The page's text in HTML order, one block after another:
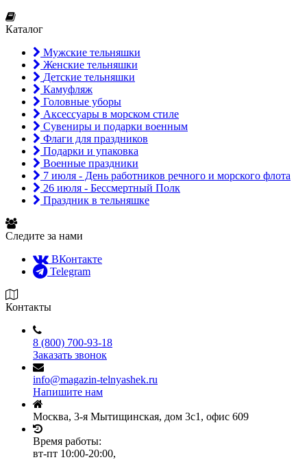
Каталог
Мужские тельняшки
Женские тельняшки
Детские тельняшки
Камуфляж
Головные уборы
Аксессуары в морском стиле
Сувениры и подарки военным
Флаги для праздников
Подарки и упаковка
Военные праздники
7 июля - День работников речного и морского флота
26 июля - Бессмертный Полк
Праздник в тельняшке
Следите за нами
ВКонтакте
Telegram
Контакты
8 (800) 700-93-18
Заказать звонок
info@magazin-telnyashek.ru
Напишите нам
Москва, 3-я Мытищинская, дом 3с1, офис 609
Время работы:
вт-пт 10:00-20:00,